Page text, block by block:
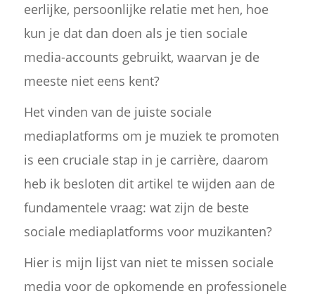
eerlijke, persoonlijke relatie met hen, hoe
kun je dat dan doen als je tien sociale
media-accounts gebruikt, waarvan je de
meeste niet eens kent?
Het vinden van de juiste sociale
mediaplatforms om je muziek te promoten
is een cruciale stap in je carrière, daarom
heb ik besloten dit artikel te wijden aan de
fundamentele vraag: wat zijn de beste
sociale mediaplatforms voor muzikanten?
Hier is mijn lijst van niet te missen sociale
media voor de opkomende en professionele